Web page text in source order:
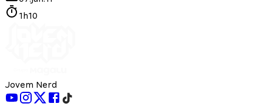
1h10
Jovem Nerd